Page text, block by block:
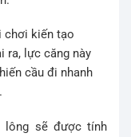
chơi kiến tạo
ra, lực căng này
cầu đi nhanh
lông sẽ được tính